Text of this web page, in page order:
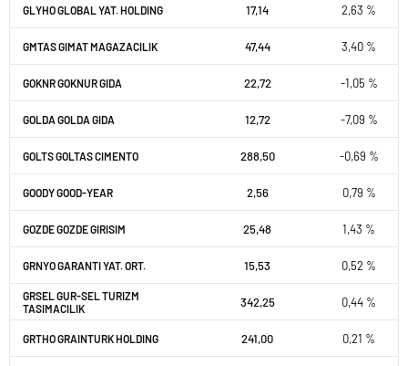
GLYHO GLOBAL YAT. HOLDING 17,14 2,63 %
GMTAS GIMAT MAGAZACILIK 47,44 3,40 %
GOKNR GOKNUR GIDA 22,72 -1,05 %
GOLDA GOLDA GIDA 12,72 -7,09 %
GOLTS GOLTAS CIMENTO 288,50 -0,69 %
GOODY GOOD-YEAR 2,56 0,79 %
GOZDE GOZDE GIRISIM 25,48 1,43 %
GRNYO GARANTI YAT. ORT. 15,53 0,52 %
GRSEL GUR-SEL TURIZM
TASIMACILIK
342,25 0,44 %
GRTHO GRAINTURK HOLDING 241,00 0,21 %